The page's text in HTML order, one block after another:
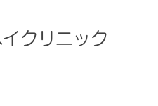
クリニック